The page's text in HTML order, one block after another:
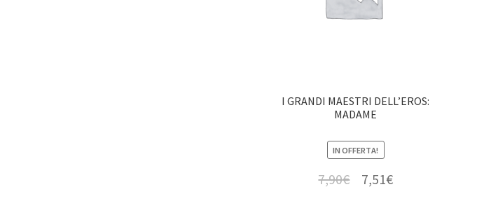
I GRANDI MAESTRI DELL’EROS:
MADAME
IN OFFERTA!
7,90€ 7,51€